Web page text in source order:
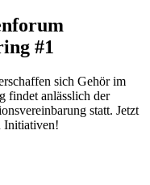
#1
sich Gehör im
findet anlässlich der
statt. Jetzt
Initiativen!